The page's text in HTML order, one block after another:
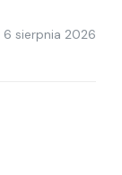
6 sierpnia 2026